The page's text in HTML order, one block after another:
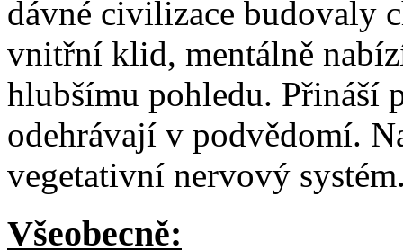
dávné civilizace budovaly
vnitřní klid, mentálně
hlubšímu pohledu. Přináší
odehrávají v podvědomí.
vegetativní nervový
Všeobecně: